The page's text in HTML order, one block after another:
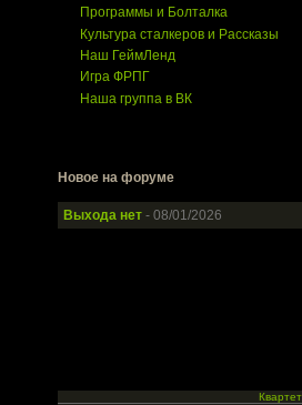
Программы и Болталка
Культура сталкеров и Рассказы
Наш ГеймЛенд
Игра ФРПГ
Наша группа в ВК
Новое на форуме
Выхода нет - 08/01/2026
Квартет